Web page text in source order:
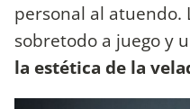
personal al atuendo.
sobretodo a juego y
la estética de la